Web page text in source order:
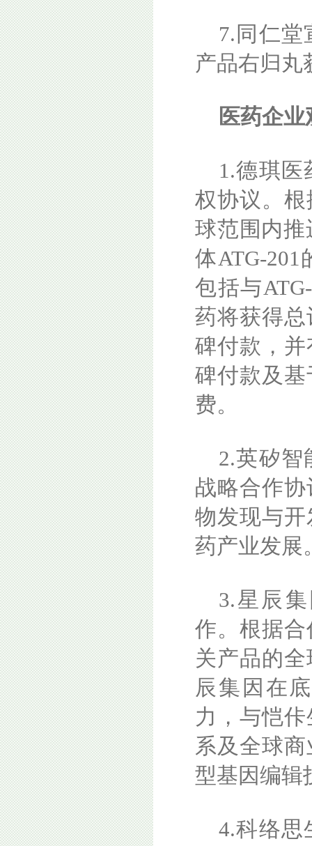
7.同仁堂
产品右归丸
医药企业
1.德琪医
权协议。
球范围内推
体ATG-
包括与
药将获得总
碑付款，
碑付款及
费。
2.英矽智
战略合作
物发现与
药产业发展
3.星辰
作。根据
关产品的
辰集因在
力，与恺
系及全球
型基因编辑
4.科络思